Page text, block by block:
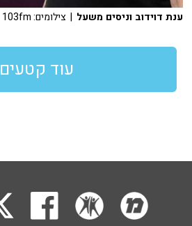
ענת דוידוב וניסים משעל | צילומים: 103fm
עוד קטעים